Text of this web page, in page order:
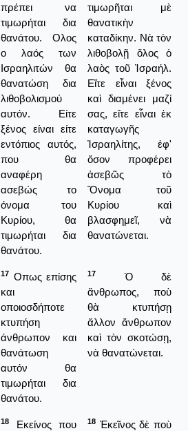
πρέπει να
τιμωρήται δια
θανάτου. Ολος
ο λαός των
Ισραηλιτών θα
θανατώση δια
λιθοβολισμού
αυτόν. Είτε
ξένος είναι είτε
εντόπιος αυτός,
που θα
αναφέρη
ασεβώς το
όνομα του
Κυρίου, θα
τιμωρήται δια
θανάτου.
τιμωρῆται μὲ
θανατικὴν
καταδίκην. Νὰ τὸν
λιθοβολῇ ὅλος ὁ
λαὸς τοῦ Ἰσραήλ.
Εἴτε εἶναι ξένος
καὶ διαμένει μαζί
σας, εἴτε εἶναι ἐκ
καταγωγῆς
Ἰσραηλίτης, ἐφ'
ὅσον προφέρει
ἀσεβῶς τὸ
Ὄνομα τοῦ
Κυρίου καὶ
βλασφημεῖ, νὰ
θανατώνεται.
17 Οπως επίσης
και
οποιοσδήποτε
κτυπήση
άνθρωπον και
θανάτωση
αυτόν θα
τιμωρήται δια
θανάτου.
17
Ὁ δὲ
ἄνθρωπος, ποὺ
θὰ κτυπήσῃ
ἄλλον ἄνθρωπον
καὶ τὸν σκοτώσῃ,
νὰ θανατώνεται.
18
Εκείνος που
18 Ἐκεῖνος δὲ ποὺ